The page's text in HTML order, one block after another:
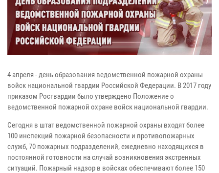
4 апреля - день образования ведомственной пожарной охраны
войск национальной гвардии Российской Федерации. В 2017 году
приказом Росгвардии было утверждено Положение о
ведомственной пожарной охране войск национальной гвардии.
Сегодня в штат ведомственной пожарной охраны входят более
100 инспекций пожарной безопасности и противопожарных
служб, 70 пожарных подразделений, ежедневно находящихся в
постоянной готовности на случай возникновения экстренных
ситуаций. Пожарный надзор в войсках обеспечивают более 150